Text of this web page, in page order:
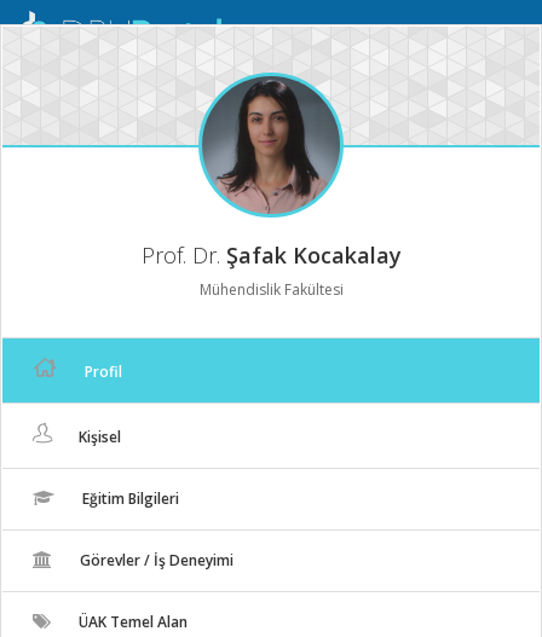
Mobil
Prof. Dr. Şafak Kocakalay
Mühendislik Fakültesi
Profil
Kişisel
Eğitim Bilgileri
Görevler / İş Deneyimi
ÜAK Temel Alan